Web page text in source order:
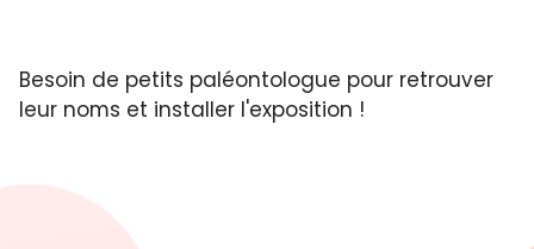
Besoin de petits paléontologue pour retrouver
leur noms et installer l'exposition !